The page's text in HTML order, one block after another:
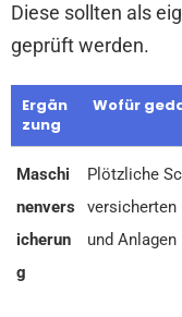
Diese sollten als
geprüft werden.
Ergän
zung
Wofür
Maschi
nenvers
icherun
g
Plötzliche
versicherten
und Anlagen